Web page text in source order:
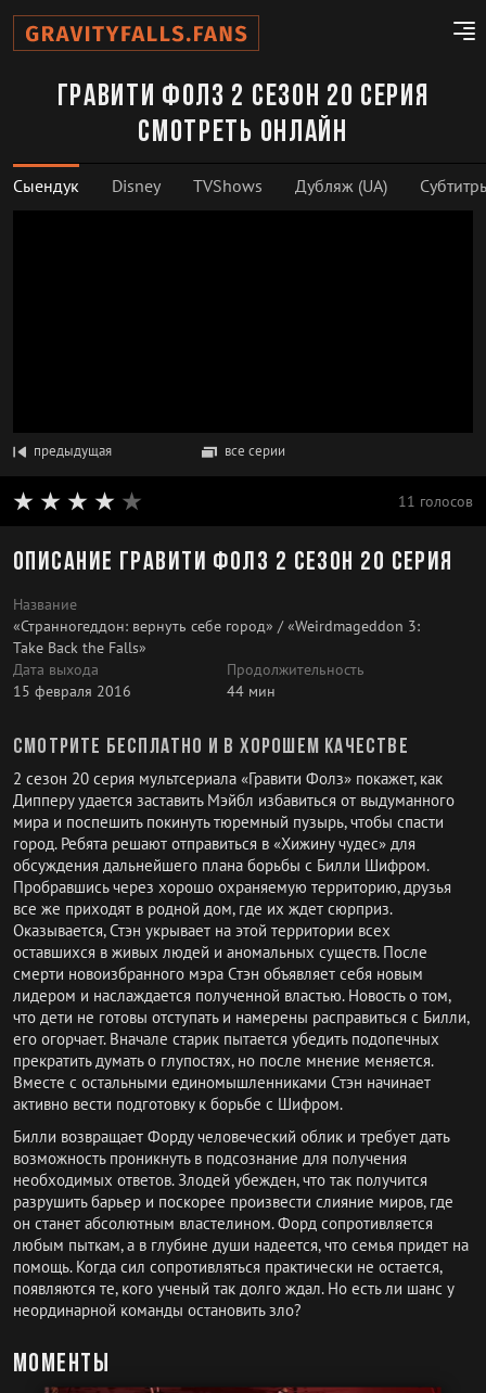
Гравити Фолз 2 сезон 20 серия
смотреть онлайн
Сыендук Disney TVShows Дубляж (UA)
предыдущая все серии
11 голосов
Описание Гравити Фолз 2 сезон 20 серия
Название
«Странногеддон: вернуть себе город» / «Weirdmageddon 3:
Take Back the Falls»
Дата выхода
15 февраля 2016
Продолжительность
44 мин
Смотрите бесплатно и в хорошем качестве
2 сезон 20 серия мультсериала «Гравити Фолз» покажет, как
Дипперу удается заставить Мэйбл избавиться от выдуманного
мира и поспешить покинуть тюремный пузырь, чтобы спасти
город. Ребята решают отправиться в «Хижину чудес» для
обсуждения дальнейшего плана борьбы с Билли Шифром.
Пробравшись через хорошо охраняемую территорию, друзья
все же приходят в родной дом, где их ждет сюрприз.
Оказывается, Стэн укрывает на этой территории всех
оставшихся в живых людей и аномальных существ. После
смерти новоизбранного мэра Стэн объявляет себя новым
лидером и наслаждается полученной властью. Новость о том,
что дети не готовы отступать и намерены расправиться с Билли,
его огорчает. Вначале старик пытается убедить подопечных
прекратить думать о глупостях, но после мнение меняется.
Вместе с остальными единомышленниками Стэн начинает
активно вести подготовку к борьбе с Шифром.
Билли возвращает Форду человеческий облик и требует дать
возможность проникнуть в подсознание для получения
необходимых ответов. Злодей убежден, что так получится
разрушить барьер и поскорее произвести слияние миров, где
он станет абсолютным властелином. Форд сопротивляется
любым пыткам, а в глубине души надеется, что семья придет на
помощь. Когда сил сопротивляться практически не остается,
появляются те, кого ученый так долго ждал. Но есть ли шанс у
неординарной команды остановить зло?
Моменты